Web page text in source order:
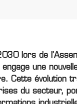
lors de
une
Cette
du secteur,